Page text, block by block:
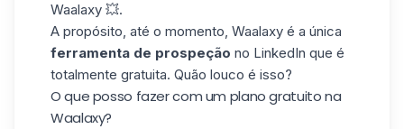
Waalaxy 💥.
A propósito, até o momento, Waalaxy é a única
ferramenta de prospeção no LinkedIn que é
totalmente gratuita. Quão louco é isso?
O que posso fazer com um plano gratuito na
Waalaxy?